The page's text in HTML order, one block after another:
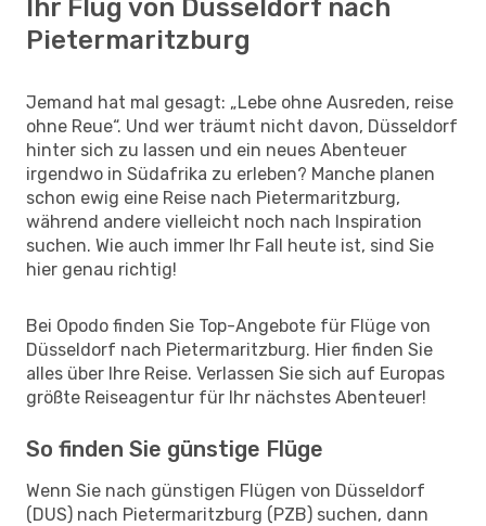
Ihr Flug von Düsseldorf nach
Pietermaritzburg
Jemand hat mal gesagt: „Lebe ohne Ausreden, reise
ohne Reue“. Und wer träumt nicht davon, Düsseldorf
hinter sich zu lassen und ein neues Abenteuer
irgendwo in Südafrika zu erleben? Manche planen
schon ewig eine Reise nach Pietermaritzburg,
während andere vielleicht noch nach Inspiration
suchen. Wie auch immer Ihr Fall heute ist, sind Sie
hier genau richtig!
Bei Opodo finden Sie Top-Angebote für Flüge von
Düsseldorf nach Pietermaritzburg. Hier finden Sie
alles über Ihre Reise. Verlassen Sie sich auf Europas
größte Reiseagentur für Ihr nächstes Abenteuer!
So finden Sie günstige Flüge
Wenn Sie nach günstigen Flügen von Düsseldorf
(DUS) nach Pietermaritzburg (PZB) suchen, dann